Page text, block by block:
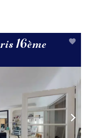
16ème